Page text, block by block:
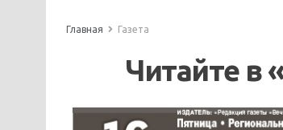
Главная Газета
Читайте в